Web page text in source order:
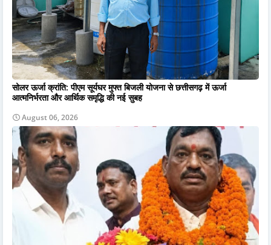
सोलर ऊर्जा क्रांति: पीएम सूर्यघर मुफ्त बिजली योजना से छत्तीसगढ़ में ऊर्जा
आत्मनिर्भरता और आर्थिक समृद्धि की नई सुबह
August 06, 2026